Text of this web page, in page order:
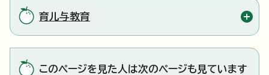
育儿与教育
このページを見た人は次のページも見ています